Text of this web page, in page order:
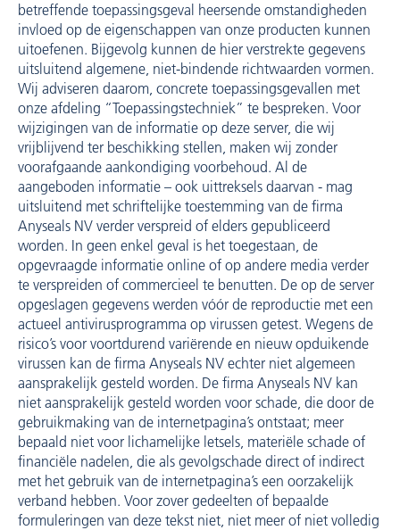
betreffende toepassingsgeval heersende omstandigheden
invloed op de eigenschappen van onze producten kunnen
uitoefenen. Bijgevolg kunnen de hier verstrekte gegevens
uitsluitend algemene, niet-bindende richtwaarden vormen.
Wij adviseren daarom, concrete toepassingsgevallen met
onze afdeling “Toepassingstechniek” te bespreken. Voor
wijzigingen van de informatie op deze server, die wij
vrijblijvend ter beschikking stellen, maken wij zonder
voorafgaande aankondiging voorbehoud. Al de
aangeboden informatie – ook uittreksels daarvan - mag
uitsluitend met schriftelijke toestemming van de firma
Anyseals NV verder verspreid of elders gepubliceerd
worden. In geen enkel geval is het toegestaan, de
opgevraagde informatie online of op andere media verder
te verspreiden of commercieel te benutten. De op de server
opgeslagen gegevens werden vóór de reproductie met een
actueel antivirusprogramma op virussen getest. Wegens de
risico’s voor voortdurend variërende en nieuw opduikende
virussen kan de firma Anyseals NV echter niet algemeen
aansprakelijk gesteld worden. De firma Anyseals NV kan
niet aansprakelijk gesteld worden voor schade, die door de
gebruikmaking van de internetpagina’s ontstaat; meer
bepaald niet voor lichamelijke letsels, materiële schade of
financiële nadelen, die als gevolgschade direct of indirect
met het gebruik van de internetpagina’s een oorzakelijk
verband hebben. Voor zover gedeelten of bepaalde
formuleringen van deze tekst niet, niet meer of niet volledig